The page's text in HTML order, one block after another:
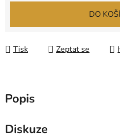
Měrná cena:
DO
Tisk Zeptat se
Popis
Diskuze